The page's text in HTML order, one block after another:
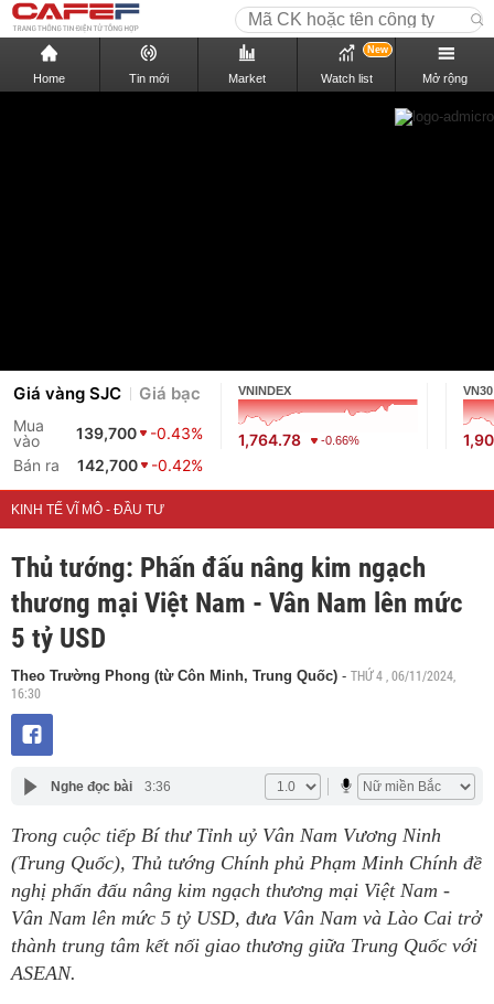
Home Tin mới Market Watch list
New
Mở rộng
Giá vàng SJC Giá bạc
Mua
vào
139,700
-0.43%
Bán ra
142,700 -0.42%
VNINDEX
1,764.78 -0.66%
VN30
KINH TẾ VĨ MÔ - ĐẦU TƯ
Thủ tướng: Phấn đấu nâng kim ngạch
thương mại Việt Nam - Vân Nam lên mức
5 tỷ USD
Theo Trường Phong (từ Côn Minh, Trung Quốc) - THỨ 4 , 06/11/2024,
16:30
Nghe đọc bài 3:36
Trong cuộc tiếp Bí thư Tỉnh uỷ Vân Nam Vương Ninh
(Trung Quốc), Thủ tướng Chính phủ Phạm Minh Chính đề
nghị phấn đấu nâng kim ngạch thương mại Việt Nam -
Vân Nam lên mức 5 tỷ USD, đưa Vân Nam và Lào Cai trở
thành trung tâm kết nối giao thương giữa Trung Quốc với
ASEAN.